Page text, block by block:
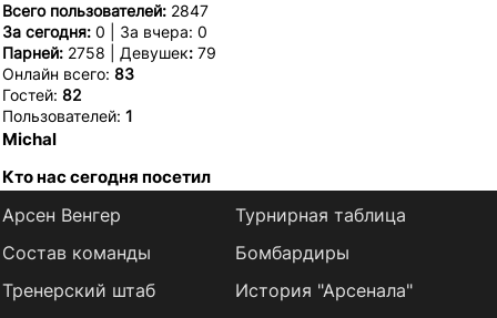
Всего пользователей: 2847
За сегодня: 0 | За вчера: 0
Парней: 2758 | Девушек: 79
Онлайн всего: 83
Гостей: 82
Пользователей: 1
Michal
Кто нас сегодня посетил
Арсен Венгер
Состав команды
Тренерский штаб
Турнирная таблица
Бомбардиры
История "Арсенала"